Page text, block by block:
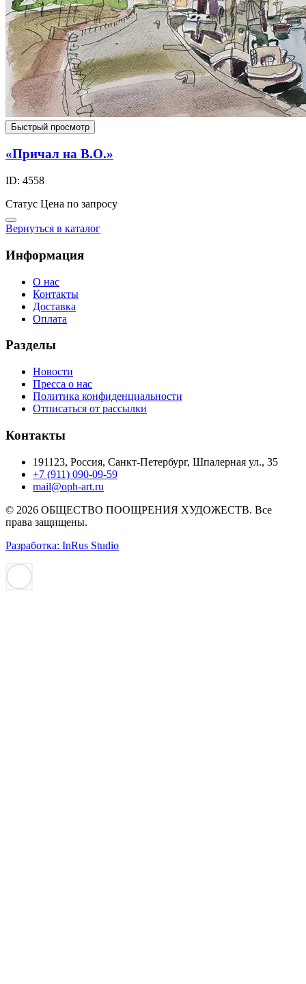
Быстрый просмотр
«Причал на В.О.»
ID: 4558
Статус Цена по запросу
Вернуться в каталог
Информация
О нас
Контакты
Доставка
Оплата
Разделы
Новости
Пресса о нас
Политика конфиденциальности
Отписаться от рассылки
Контакты
191123, Россия, Санкт-Петербург, Шпалерная ул., 35
+7 (911) 090-09-59
mail@oph-art.ru
© 2026 ОБЩЕСТВО ПООЩРЕНИЯ ХУДОЖЕСТВ. Все
права защищены.
Разработка: InRus Studio